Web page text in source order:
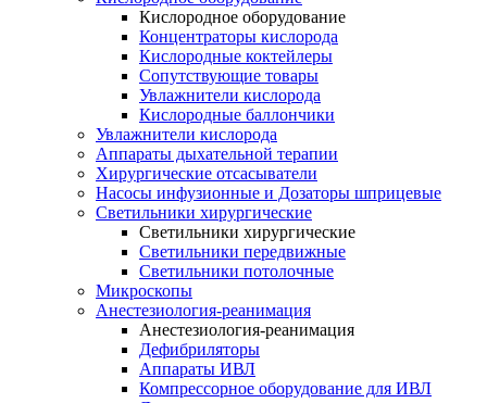
Кислородное оборудование
Концентраторы кислорода
Кислородные коктейлеры
Сопутствующие товары
Увлажнители кислорода
Кислородные баллончики
Увлажнители кислорода
Аппараты дыхательной терапии
Хирургические отсасыватели
Насосы инфузионные и Дозаторы шприцевые
Светильники хирургические
Светильники хирургические
Светильники передвижные
Светильники потолочные
Микроскопы
Анестезиология-реанимация
Анестезиология-реанимация
Дефибриляторы
Аппараты ИВЛ
Компрессорное оборудование для ИВЛ